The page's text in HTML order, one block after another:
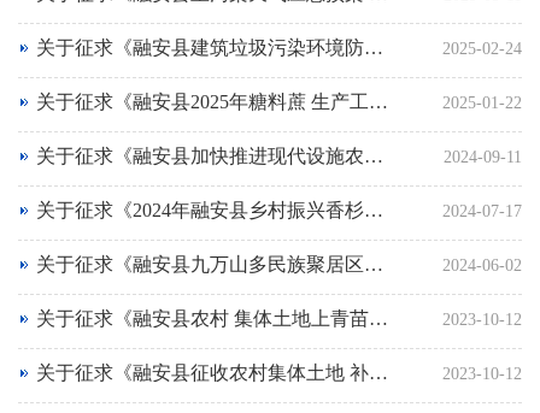
2025-02-24
关于征求《融安县建筑垃圾污染环境防治工作规划（2025~2035年）（征求意见稿）》意见的公告
2025-01-22
关于征求《融安县2025年糖料蔗 生产工作实施方案（征求意见稿）》意见的公告
2024-09-11
关于征求《融安县加快推进现代设施农业高质量发展实施方案（2024—2025年）（征求意见稿）》意见的公告
2024-07-17
关于征求《2024年融安县乡村振兴香杉苗木项目实施方案（征求意见稿）》意见的公告
2024-06-02
关于征求《融安县九万山多民族聚居区油茶 产业发展示范奖补项目工作方案》意见的公告
2023-10-12
关于征求《融安县农村 集体土地上青苗及地面附着物征收 补偿标准调整方案(征求意见稿)》意见的公告
2023-10-12
关于征求《融安县征收农村集体土地 补偿标准调整方案(征求意见稿)》意见的公告